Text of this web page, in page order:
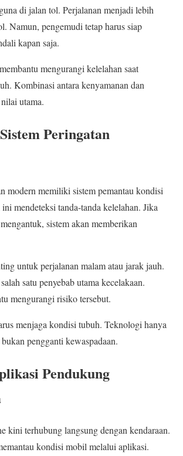
di jalan tol. Perjalanan menjadi lebih
Namun, pengemudi tetap harus siap
kapan saja.
mengurangi kelelahan saat
Kombinasi antara kenyamanan dan
utama.
Peringatan
modern memiliki sistem pemantau kondisi
mendeteksi tanda-tanda kelelahan. Jika
sistem akan memberikan
untuk perjalanan malam atau jarak jauh.
satu penyebab utama kecelakaan.
mengurangi risiko tersebut.
menjaga kondisi tubuh. Teknologi hanya
pengganti kewaspadaan.
Pendukung
kini terhubung langsung dengan kendaraan.
kondisi mobil melalui aplikasi.